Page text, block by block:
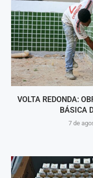
VOLTA REDONDA:
BÁSICA
7 de